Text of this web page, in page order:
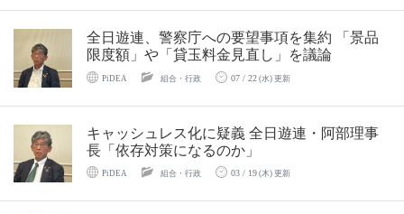
全日遊連、警察庁への要望事項を集約 「景品
限度額」や「貸玉料金見直し」を議論
PiDEA 組合・行政 07 / 22(水) 更新
キャッシュレス化に疑義 全日遊連・阿部理事
長「依存対策になるのか」
PiDEA 組合・行政 03 / 19(木) 更新